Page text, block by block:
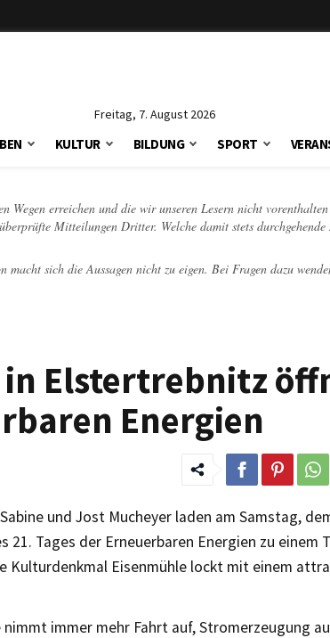
Freitag, 7. August 2026
KULTUR BILDUNG SPORT
Wegen erreichen und die wir unseren Lesern nicht
Mitteilungen Dritter. Welche damit stets
sich die Aussagen nicht zu eigen. Bei Fragen dazu
Elstertrebnitz
Energien
und Jost Mucheyer laden am Samstag,
21. Tages der Erneuerbaren Energien zu einem
Kulturdenkmal Eisenmühle lockt mit einem
nimmt immer mehr Fahrt auf, Stromerzeugung